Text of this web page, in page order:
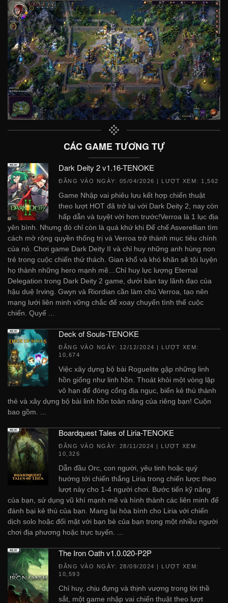
CÁC GAME TƯƠNG TỰ
Dark Deity 2 v1.16-TENOKE
ĐĂNG VÀO NGÀY: 05/04/2026 | LƯỢT XEM: 1,562
Game Nhập vai phiêu lưu kết hợp chiến thuật
theo lượt HOT đã trở lại với Dark Deity 2, nay còn
hấp dẫn và tuyệt vời hơn trước!Verroa là 1 lục địa
yên bình. Nhưng đó chỉ còn là quá khứ khi Đế chế Asverellian tìm
cách mở rộng quyền thống trị và Verroa trở thành mục tiêu chính
của nó. Chơi game Dark Deity II và chỉ huy những anh hùng non
trẻ trong cuộc chiến thử thách. Gian khổ và khó khăn sẽ tôi luyện
họ thành những hero mạnh mẽ…Chỉ huy lực lượng Eternal
Delegation trong Dark Deity 2 game, dưới bàn tay lãnh đạo của
hậu duệ Irving. Gwyn và Riordian cần làm chủ Verroa, tạo nên
mạng lưới liên minh vững chắc để xoay chuyển tình thế cuộc
chiến. Quyế ...
Deck of Souls-TENOKE
ĐĂNG VÀO NGÀY: 12/12/2024 | LƯỢT XEM:
10,674
Việc xây dựng bộ bài Roguelite gặp những linh
hồn giống như linh hồn. Thoát khỏi một vòng lặp
vô hạn để đóng cổng địa ngục, biến kẻ thù thành
thẻ và xây dựng bộ bài linh hồn toàn năng của riêng bạn! Cuộn
bao gồm. ...
Boardquest Tales of Liria-TENOKE
ĐĂNG VÀO NGÀY: 28/11/2024 | LƯỢT XEM:
10,326
Dẫn đầu Orc, con người, yêu tinh hoặc quỷ
hướng tới chiến thắng Liria trong chiến lược theo
lượt này cho 1-4 người chơi. Bước tiến kỹ năng
của bạn, sử dụng vũ khí mạnh mẽ và hình thành các liên minh để
đánh bại kẻ thù của bạn. Mang lại hòa bình cho Liria với chiến
dịch solo hoặc đối mặt với bạn bè của bạn trong một nhiều người
chơi địa phương hoặc trực tuyến. ...
The Iron Oath v1.0.020-P2P
ĐĂNG VÀO NGÀY: 28/09/2024 | LƯỢT XEM:
10,593
Chỉ huy, chịu đựng và thịnh vượng trong lời thề
sắt, một game nhập vai chiến thuật theo lượt